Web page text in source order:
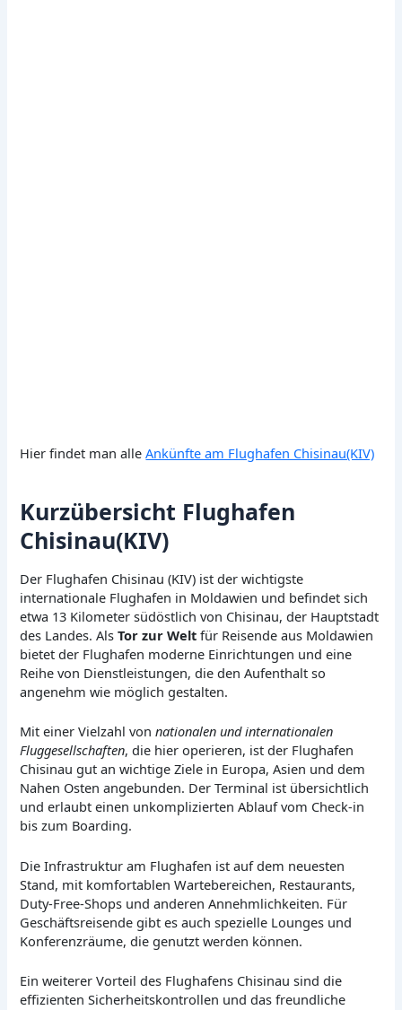
Hier findet man alleAnkünfte am Flughafen Chisinau(KIV)
Kurzübersicht Flughafen
Chisinau(KIV)
Der Flughafen Chisinau (KIV) ist der wichtigste
internationale Flughafen in Moldawien und befindet sich
etwa 13 Kilometer südöstlich von Chisinau, der Hauptstadt
des Landes. AlsTor zur Welt für Reisende aus Moldawien
bietet der Flughafen moderne Einrichtungen und eine
Reihe von Dienstleistungen, die den Aufenthalt so
angenehm wie möglich gestalten.
Mit einer Vielzahl vonnationalen und internationalen
Fluggesellschaften, die hier operieren, ist der Flughafen
Chisinau gut an wichtige Ziele in Europa, Asien und dem
Nahen Osten angebunden. Der Terminal ist übersichtlich
und erlaubt einen unkomplizierten Ablauf vom Check-in
bis zum Boarding.
Die Infrastruktur am Flughafen ist auf dem neuesten
Stand, mit komfortablen Wartebereichen, Restaurants,
Duty-Free-Shops und anderen Annehmlichkeiten. Für
Geschäftsreisende gibt es auch spezielle Lounges und
Konferenzräume, die genutzt werden können.
Ein weiterer Vorteil des Flughafens Chisinau sind die
effizienten Sicherheitskontrollen und das freundliche